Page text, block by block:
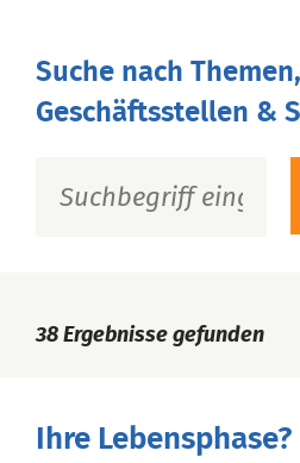
Suche nach
Geschäftsstellen &
38 Ergebnisse gefunden
Ihre Lebensphase?